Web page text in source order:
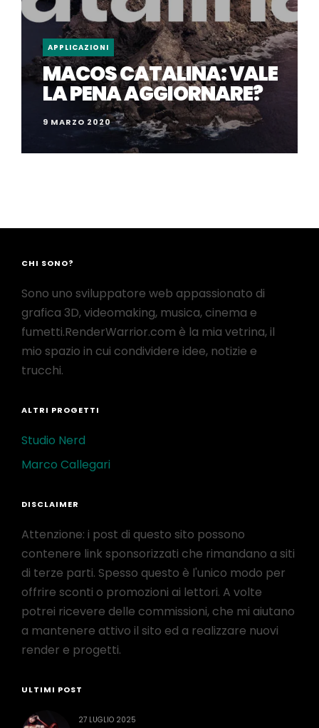
APPLICAZIONI
MACOS CATALINA: VALE
LA PENA AGGIORNARE?
9 MARZO 2020
CHI SONO?
Sono uno sviluppatore web appassionato di
grafica 3D, videomaking, musica, cinema e
fumetti.RenderWarrior.com è la mia vetrina, il
mio spazio in cui condividere idee, notizie e
trucchi.
ALTRI PROGETTI
Studio Nerd
Marco Callegari
DISCLAIMER
Attenzione: i post di questo sito possono
contenere link sponsorizzati che rimandano a siti
di terze parti. Spesso questo è l'unico modo per
offrire sconti o promozioni ai lettori. A volte
potrei ricevere delle commissioni, che mi aiutano
a mantenere attivo il sito ed a realizzare nuovi
render e progetti.
ULTIMI POST
27 LUGLIO 2025